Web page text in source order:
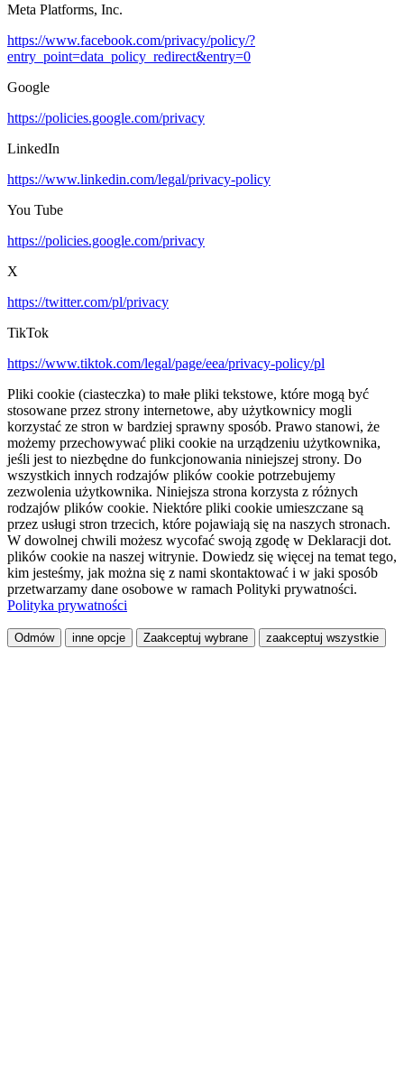
Meta Platforms, Inc.
https://www.facebook.com/privacy/policy/?
entry_point=data_policy_redirect&entry=0
Google
https://policies.google.com/privacy
LinkedIn
https://www.linkedin.com/legal/privacy-policy
You Tube
https://policies.google.com/privacy
X
https://twitter.com/pl/privacy
TikTok
https://www.tiktok.com/legal/page/eea/privacy-policy/pl
Pliki cookie (ciasteczka) to małe pliki tekstowe, które mogą być
stosowane przez strony internetowe, aby użytkownicy mogli
korzystać ze stron w bardziej sprawny sposób. Prawo stanowi, że
możemy przechowywać pliki cookie na urządzeniu użytkownika,
jeśli jest to niezbędne do funkcjonowania niniejszej strony. Do
wszystkich innych rodzajów plików cookie potrzebujemy
zezwolenia użytkownika. Niniejsza strona korzysta z różnych
rodzajów plików cookie. Niektóre pliki cookie umieszczane są
przez usługi stron trzecich, które pojawiają się na naszych stronach.
W dowolnej chwili możesz wycofać swoją zgodę w Deklaracji dot.
plików cookie na naszej witrynie. Dowiedz się więcej na temat tego,
kim jesteśmy, jak można się z nami skontaktować i w jaki sposób
przetwarzamy dane osobowe w ramach Polityki prywatności.
Polityka prywatności
Odmów inne opcje Zaakceptuj wybrane zaakceptuj wszystkie